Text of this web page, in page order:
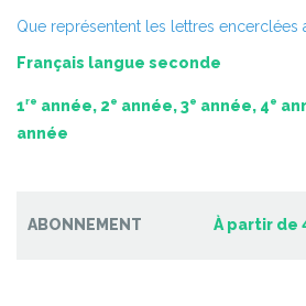
Pratique de l'épreuve ministérielle
2e cycle du
Que représentent les lettres encerclées
Français langue seconde
1re année, 2 e année, 3e année, 4 e
année
ABONNEMENT À partir de